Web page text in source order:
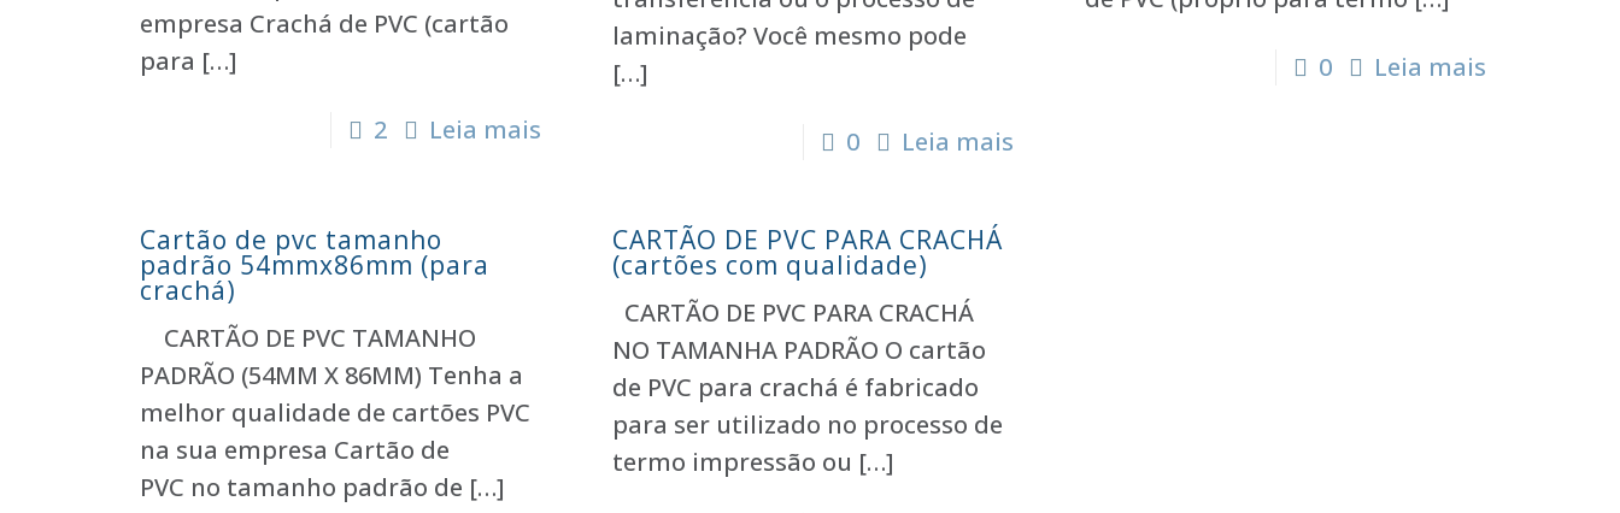
empresa Crachá de PVC (cartão
para […]
2 Leia mais
laminação? Você mesmo pode
[…]
0 Leia mais
0 Leia mais
Cartão de pvc tamanho
padrão 54mmx86mm (para
crachá)
CARTÃO DE PVC TAMANHO
PADRÃO (54MM X 86MM) Tenha a
melhor qualidade de cartões PVC
na sua empresa Cartão de
PVC no tamanho padrão de […]
CARTÃO DE PVC PARA CRACHÁ
(cartões com qualidade)
CARTÃO DE PVC PARA CRACHÁ
NO TAMANHA PADRÃO O cartão
de PVC para crachá é fabricado
para ser utilizado no processo de
termo impressão ou […]